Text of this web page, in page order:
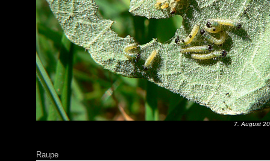
7. August
Raupe